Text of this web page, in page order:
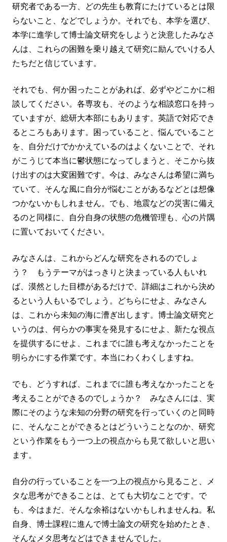
研究者である一方、どの先生も教育にたけているとは限
らないこと、などでしょうか。それでも、本学を選び、
本学に進学して博士論文研究をしようと決意したみなさ
んは、これらの困難を乗り越えて研究に励んでいける人
たちだと信じています。
それでも、何か困ったことがあれば、必ずやどこかに相
談してください。各専攻も、そのような相談窓口を持っ
ていますが、総研大本部にもあります。英語で対応でき
るところもあります。困っていること、悩んでいること
を、自分だけでかかえているのはよくないことで、それ
がこうじて本当に鬱状態になってしまうと、そこから抜
け出すのは大変困難です。今は、みなさんは希望に満ち
ていて、そんな風に自分が悩むことがあるなどとは想像
つかないかもしれません。でも、地震などの災害に備え
るのと同様に、自分自身の状態の危機管理も、心の片隅
に置いておいてください。
みなさんは、これからどんな研究をされるのでしょ
う？ もうテーマがはっきりと決まっている人もいれ
ば、漠然とした目標があるだけで、詳細はこれから決め
るという人もいるでしょう。どちらにせよ、みなさん
は、これから未知の海に漕ぎ出します。博士論文研究と
いうのは、何らかの事実を発見するにせよ、新たな視点
を提供するにせよ、これまでに誰も考えなかったことを
明らかにする作業です。本当にわくわくしますね。
でも、どうすれば、これまでに誰も考えなかったことを
考えることができるのでしょうか？ みなさんには、実
際にそのような未知の分野の研究を行っていくのと同時
に、そんなことができるとはどういうことなのか、研究
という作業をもう一つ上の視点からも見て欲しいと思い
ます。
自分の行っていることを一つ上の視点から見ること、メ
タな思考ができることは、とても大切なことです。で
も、今はまだ、そんな余裕はないかもしれませんね。私
自身、博士課程に進んで博士論文の研究を始めたとき、
そんなメタ思考などはできませんでした。